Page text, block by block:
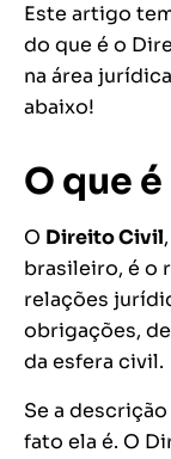
Este artigo
do que é o
na área
abaixo!
O que
O Direito Civil
brasileiro, é o
relações
obrigações,
da esfera civil.
Se a
fato ela é. O